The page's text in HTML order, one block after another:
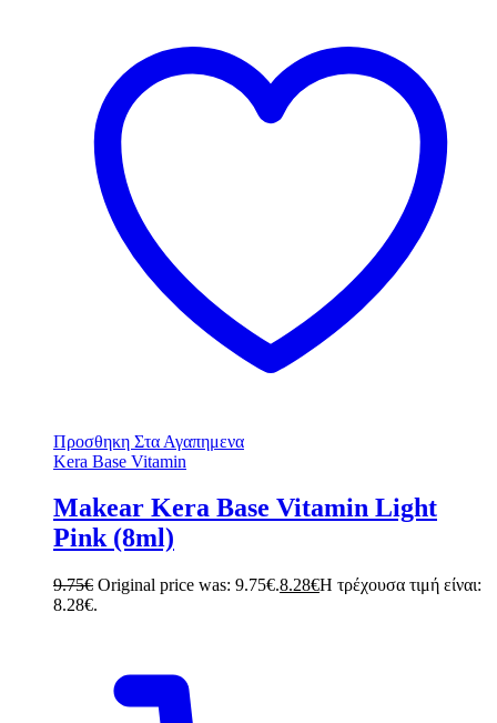
Προσθηκη Στα Αγαπημενα
Kera Base Vitamin
Makear Kera Base Vitamin Light
Pink (8ml)
9.75€ Original price was: 9.75€.8.28€Η τρέχουσα τιμή είναι:
8.28€.